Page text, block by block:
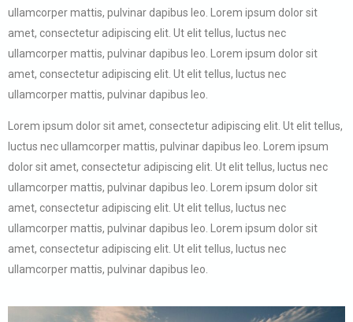
ullamcorper mattis, pulvinar dapibus leo. Lorem ipsum dolor sit
amet, consectetur adipiscing elit. Ut elit tellus, luctus nec
ullamcorper mattis, pulvinar dapibus leo. Lorem ipsum dolor sit
amet, consectetur adipiscing elit. Ut elit tellus, luctus nec
ullamcorper mattis, pulvinar dapibus leo.
Lorem ipsum dolor sit amet, consectetur adipiscing elit. Ut elit tellus,
luctus nec ullamcorper mattis, pulvinar dapibus leo. Lorem ipsum
dolor sit amet, consectetur adipiscing elit. Ut elit tellus, luctus nec
ullamcorper mattis, pulvinar dapibus leo. Lorem ipsum dolor sit
amet, consectetur adipiscing elit. Ut elit tellus, luctus nec
ullamcorper mattis, pulvinar dapibus leo. Lorem ipsum dolor sit
amet, consectetur adipiscing elit. Ut elit tellus, luctus nec
ullamcorper mattis, pulvinar dapibus leo.